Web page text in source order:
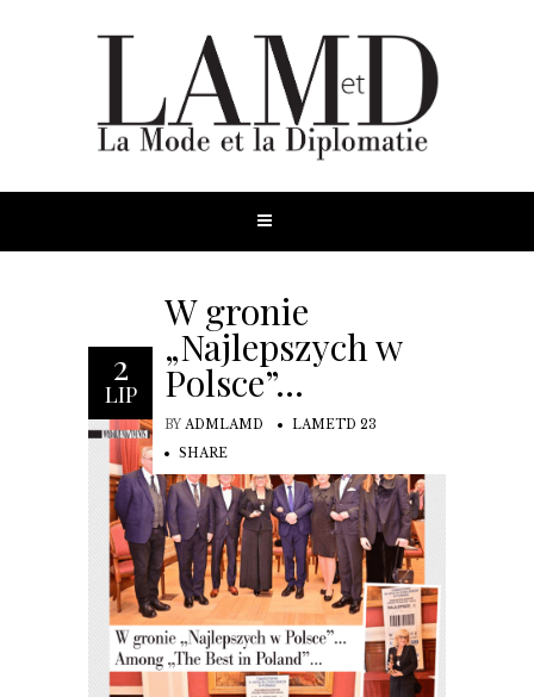
2
LIP
W gronie
„Najlepszych w
Polsce”…
BY ADMLAMD
LAMETD 23
SHARE